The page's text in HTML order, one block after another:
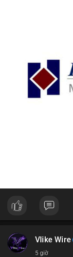
Vlike Wire
5 giờ